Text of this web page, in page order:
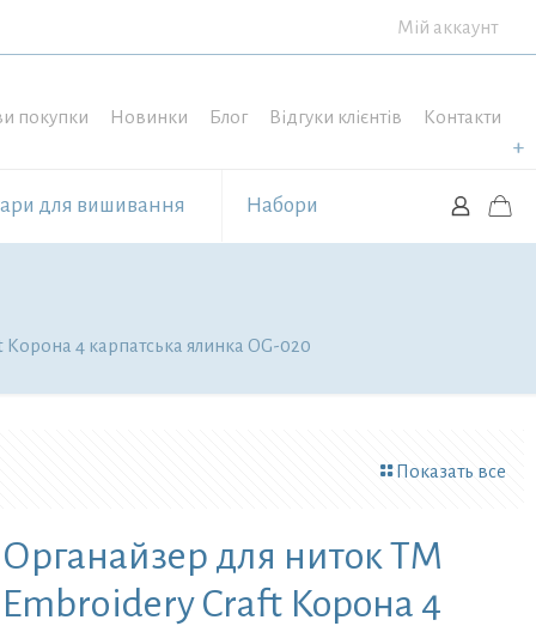
Мій аккаунт
для вишивання Набори
покупки Новинки Блог Відгуки клієнтів Контакти
4 карпатська ялинка OG-020
Показать все
Органайзер для ниток ТМ
Embroidery Craft Корона 4